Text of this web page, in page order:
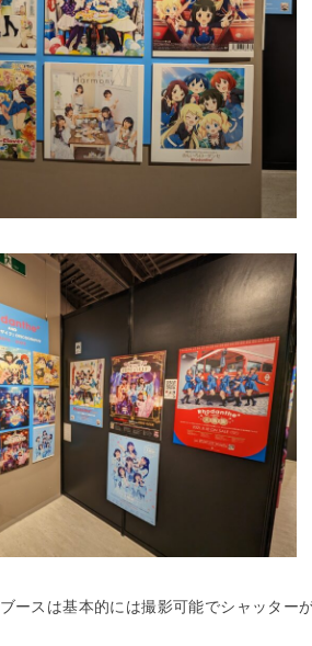
ースは基本的には撮影可能でシャッター